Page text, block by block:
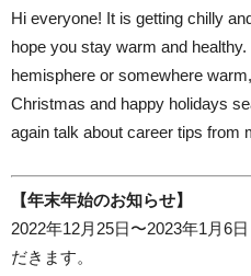
Hi everyone! It is getting chilly
hope you stay warm and
hemisphere or somewhere
Christmas and happy holidays
again talk about career tips from
【年末年始のお知らせ】
2022年12月25日〜2023年1月6
だきます。